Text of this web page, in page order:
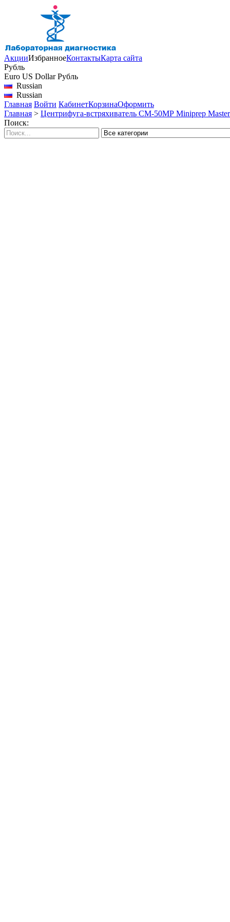
АкцииИзбранноеКонтактыКарта сайта
Рубль
Euro US Dollar Рубль
Russian
Russian
Главная Войти КабинетКорзинаОформить
Главная > Центрифуга-встряхиватель СМ-50МР Miniprep
Поиск: